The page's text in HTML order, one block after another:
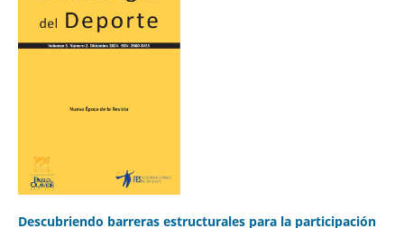
Descubriendo barreras estructurales para la participación